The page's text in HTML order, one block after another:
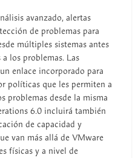
avanzado, alertas
de problemas para
múltiples sistemas antes
los problemas. Las
enlace incorporado para
políticas que les permiten a
problemas desde la misma
6.0 incluirá también
de capacidad y
van más allá de VMware
físicas y a nivel de